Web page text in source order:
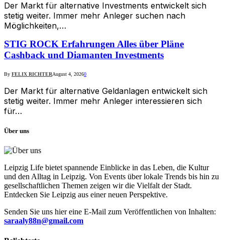
Der Markt für alternative Investments entwickelt sich
stetig weiter. Immer mehr Anleger suchen nach
Möglichkeiten,…
STIG ROCK Erfahrungen Alles über Pläne
Cashback und Diamanten Investments
By FELIX RICHTERAugust 4, 20260
Der Markt für alternative Geldanlagen entwickelt sich
stetig weiter. Immer mehr Anleger interessieren sich
für…
Über uns
Leipzig Life bietet spannende Einblicke in das Leben, die Kultur
und den Alltag in Leipzig. Von Events über lokale Trends bis hin zu
gesellschaftlichen Themen zeigen wir die Vielfalt der Stadt.
Entdecken Sie Leipzig aus einer neuen Perspektive.
Senden Sie uns hier eine E-Mail zum Veröffentlichen von Inhalten:
saraaly88n@gmail.com